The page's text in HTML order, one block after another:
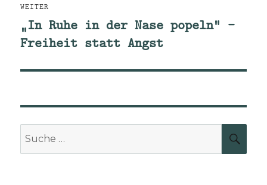
WEITER
Nächster
Beitrag:
„In Ruhe in der Nase popeln“ –
Freiheit statt Angst